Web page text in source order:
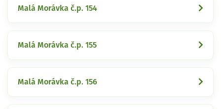
Malá Morávka č.p. 154
Malá Morávka č.p. 155
Malá Morávka č.p. 156